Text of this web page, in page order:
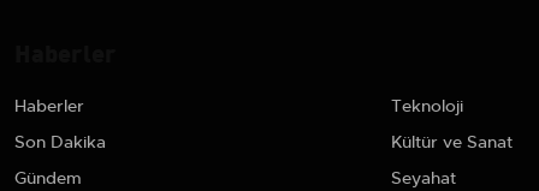
Haberler
Son Dakika
Gündem
Teknoloji
Kültür ve Sanat
Seyahat